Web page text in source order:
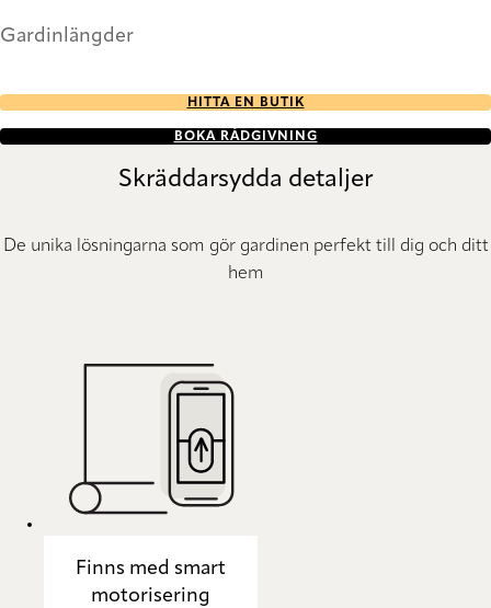
Gardinlängder
HITTA EN BUTIK
BOKA RÅDGIVNING
Skräddarsydda detaljer
De unika lösningarna som gör gardinen perfekt till dig och ditt
hem
Finns med smart
motorisering